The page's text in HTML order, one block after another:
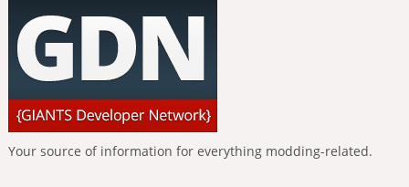
Your source of information for everything modding-related.